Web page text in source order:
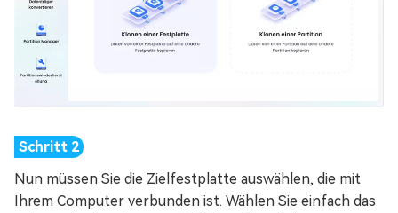
Nun müssen Sie die Zielfestplatte auswählen, die mit
Ihrem Computer verbunden ist. Wählen Sie einfach das